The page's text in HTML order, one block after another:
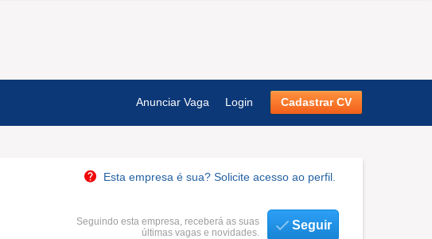
Anunciar Vaga Login Cadastrar CV
Esta empresa é sua? Solicite acesso ao perfil.
Seguindo esta empresa, receberá as suas
últimas vagas e novidades.
Seguir